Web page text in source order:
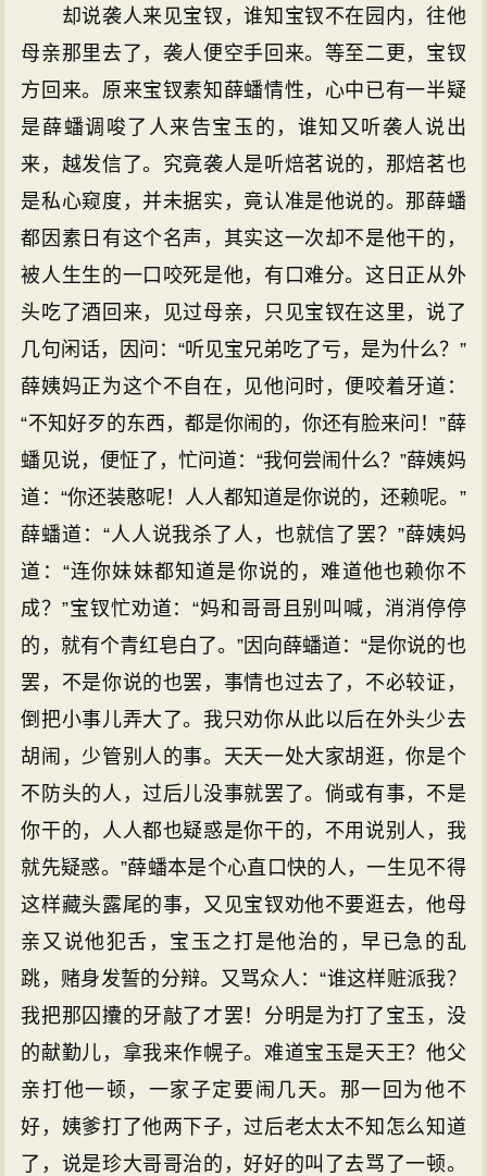
却说袭人来见宝钗，谁知宝钗不在园内，往他
母亲那里去了，袭人便空手回来。等至二更，宝钗
方回来。原来宝钗素知薛蟠情性，心中已有一半疑
是薛蟠调唆了人来告宝玉的，谁知又听袭人说出
来，越发信了。究竟袭人是听焙茗说的，那焙茗也
是私心窥度，并未据实，竟认准是他说的。那薛蟠
都因素日有这个名声，其实这一次却不是他干的，
被人生生的一口咬死是他，有口难分。这日正从外
头吃了酒回来，见过母亲，只见宝钗在这里，说了
几句闲话，因问：“听见宝兄弟吃了亏，是为什么？”
薛姨妈正为这个不自在，见他问时，便咬着牙道：
“不知好歹的东西，都是你闹的，你还有脸来问！”薛
蟠见说，便怔了，忙问道：“我何尝闹什么？”薛姨妈
道：“你还装憨呢！人人都知道是你说的，还赖呢。”
薛蟠道：“人人说我杀了人，也就信了罢？”薛姨妈
道：“连你妹妹都知道是你说的，难道他也赖你不
成？”宝钗忙劝道：“妈和哥哥且别叫喊，消消停停
的，就有个青红皂白了。”因向薛蟠道：“是你说的也
罢，不是你说的也罢，事情也过去了，不必较证，
倒把小事儿弄大了。我只劝你从此以后在外头少去
胡闹，少管别人的事。天天一处大家胡逛，你是个
不防头的人，过后儿没事就罢了。倘或有事，不是
你干的，人人都也疑惑是你干的，不用说别人，我
就先疑惑。”薛蟠本是个心直口快的人，一生见不得
这样藏头露尾的事，又见宝钗劝他不要逛去，他母
亲又说他犯舌，宝玉之打是他治的，早已急的乱
跳，赌身发誓的分辩。又骂众人：“谁这样赃派我？
我把那囚攮的牙敲了才罢！分明是为打了宝玉，没
的献勤儿，拿我来作幌子。难道宝玉是天王？他父
亲打他一顿，一家子定要闹几天。那一回为他不
好，姨爹打了他两下子，过后老太太不知怎么知道
了，说是珍大哥哥治的，好好的叫了去骂了一顿。